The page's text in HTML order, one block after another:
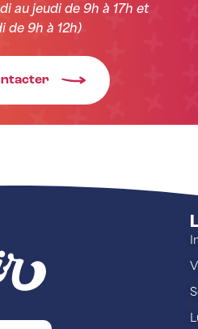
au jeudi de 9h à 17h et
de 9h à 12h)